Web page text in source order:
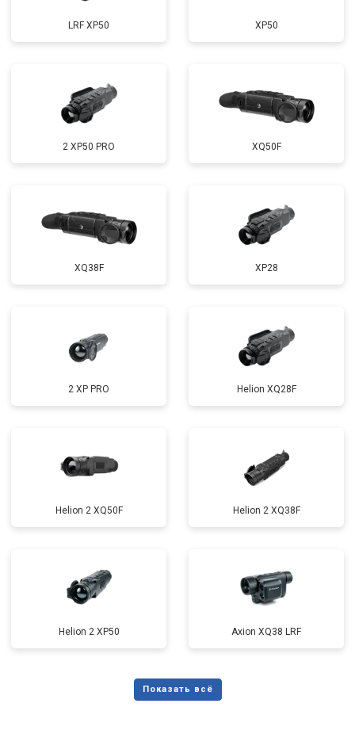
LRF XP50 XP50
2 XP50 PRO XQ50F
XQ38F XP28
2 XP PRO Helion XQ28F
Helion 2 XQ50F Helion 2 XQ38F
Helion 2 XP50 Axion XQ38 LRF